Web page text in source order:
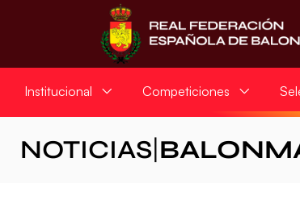
Institucional Competiciones
NOTICIAS